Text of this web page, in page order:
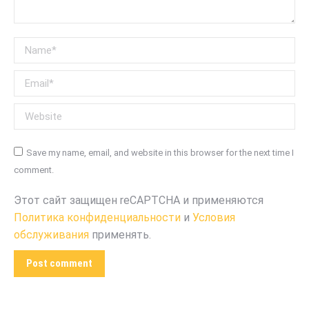
Name *
Email *
Website
Save my name, email, and website in this browser for the next time I
comment.
Этот сайт защищен reCAPTCHA и применяются
Политика конфиденциальности и Условия
обслуживания применять.
Post comment